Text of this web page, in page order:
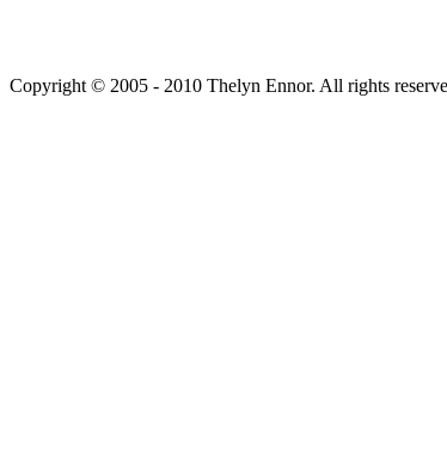
Copyright © 2005 - 2010 Thelyn Ennor. All rights